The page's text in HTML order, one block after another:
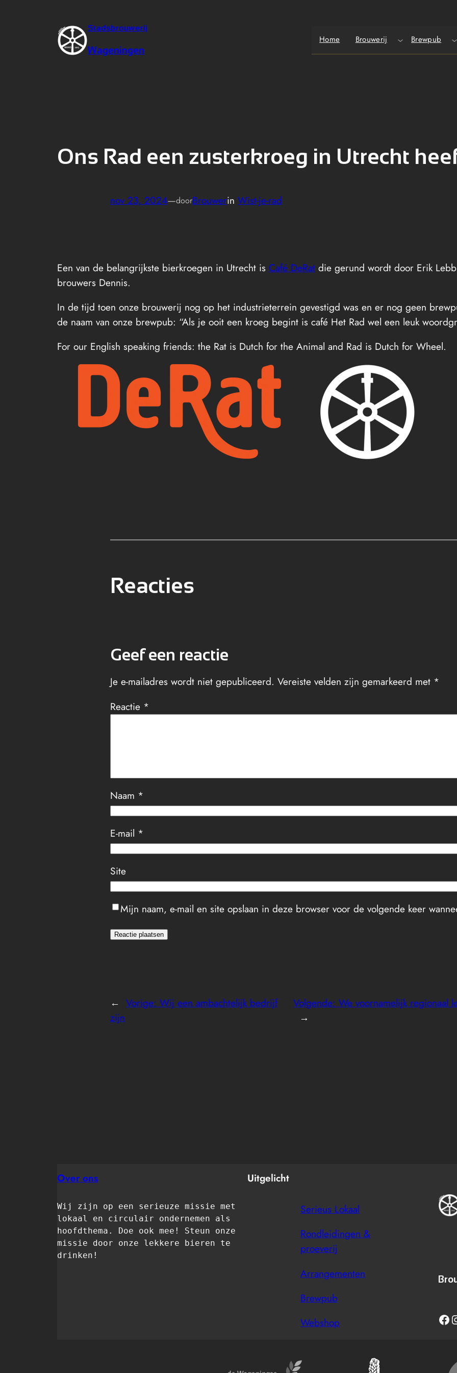
Stadsbrouwerij
Wageningen
Home Brouwerij Brewpub
Ons Rad een zusterkroeg in Utrecht
nov 23, 2024—doorBrouwerin Wist-je-rad
Een van de belangrijkste bierkroegen in Utrecht is Café DeRat die gerund wordt door Erik
brouwers Dennis.
In de tijd toen onze brouwerij nog op het industrieterrein gevestigd was en er nog geen
de naam van onze brewpub: “Als je ooit een kroeg begint is café Het Rad wel een leuk
For our English speaking friends: the Rat is Dutch for the Animal and Rad is Dutch for Wheel.
Reacties
Geef een reactie
Je e-mailadres wordt niet gepubliceerd. Vereiste velden zijn gemarkeerd met *
Reactie *
Naam *
E-mail *
Site
Mijn naam, e-mail en site opslaan in deze browser voor de volgende keer
← Vorige: Wij een ambachtelijk bedrijf
zijn
Volgende:We voornamelijk regionaal
→
Over ons
Wij zijn op een serieuze missie met
lokaal en circulair ondernemen als
hoofdthema. Doe ook mee! Steun onze
missie door onze lekkere bieren te
drinken!
Uitgelicht
Serieus Lokaal
Rondleidingen &
proeverij
Arrangementen
Brewpub
Webshop
Facebook